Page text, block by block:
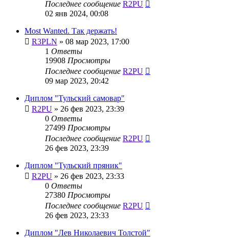
Последнее сообщение R2PU
02 янв 2024, 00:08
Most Wanted. Так держать!
R3PLN » 08 мар 2023, 17:00
1 Ответы
19908 Просмотры
Последнее сообщение R2PU
09 мар 2023, 20:42
Диплом "Тульский самовар"
R2PU » 26 фев 2023, 23:39
0 Ответы
27499 Просмотры
Последнее сообщение R2PU
26 фев 2023, 23:39
Диплом "Тульский пряник"
R2PU » 26 фев 2023, 23:33
0 Ответы
27380 Просмотры
Последнее сообщение R2PU
26 фев 2023, 23:33
Диплом "Лев Николаевич Толстой"